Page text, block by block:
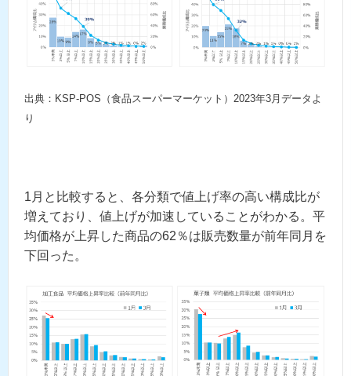
出典：KSP-POS（食品スーパーマーケット）2023年3月データよ
り
1月と比較すると、各分類で値上げ率の高い構成比が
増えており、値上げが加速していることがわかる。平
均価格が上昇した商品の62％は販売数量が前年同月を
下回った。